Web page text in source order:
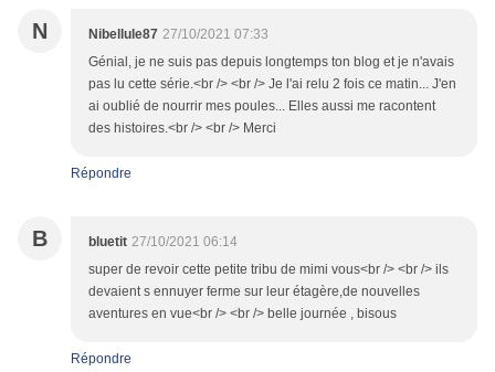
N Nibellule87 27/10/2021 07:33
Génial, je ne suis pas depuis longtemps ton blog et je n'avais
pas lu cette série.<br /> <br /> Je l'ai relu 2 fois ce matin... J'en
ai oublié de nourrir mes poules... Elles aussi me racontent
des histoires.<br /> <br /> Merci
Répondre
B bluetit 27/10/2021 06:14
super de revoir cette petite tribu de mimi vous<br /> <br /> ils
devaient s ennuyer ferme sur leur étagère,de nouvelles
aventures en vue<br /> <br /> belle journée , bisous
Répondre